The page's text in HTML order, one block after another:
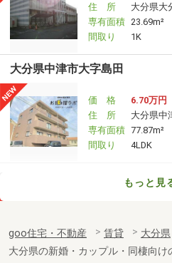
住 所
大分県大
専有面積 23.69m²
間取り
1K
大分県中津市大字島田
価 格
6.70万円
住 所
大分県中
専有面積 77.87m²
間取り
4LDK
大分県大分市高松東３丁目
専有面積
59.55m²
間取り
2LDK
もっと見
goo住宅・不動産 賃貸
大分県
大分県の新婚・カップル・同棲向け